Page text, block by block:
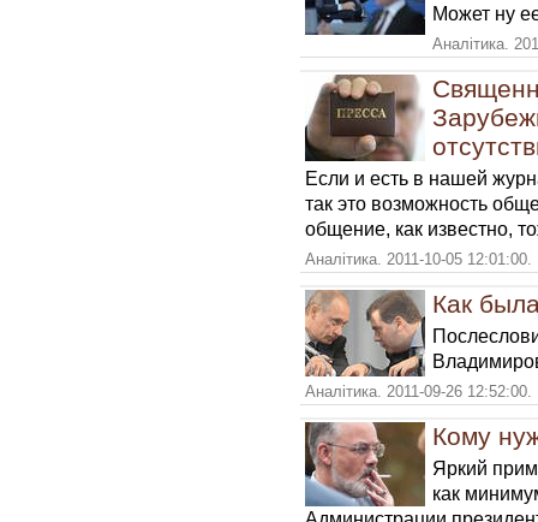
Может ну
Аналітика.
Если и есть в нашей
так это возможность
общение, как известно,
Аналітика. 2011-10-05
Как
Аналітика. 2011-09-26
Кому
Яркий
как